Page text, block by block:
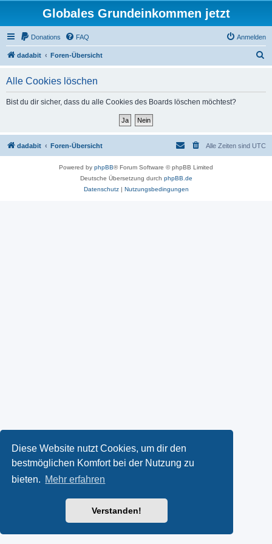
Diese Website nutzt Cookies, um dir den
bestmöglichen Komfort bei der Nutzung zu
bieten. Mehr erfahren
Verstanden!
Globales Grundeinkommen jetzt
Donations FAQ Anmelden
dadabit Foren-Übersicht
Alle Cookies löschen
Bist du dir sicher, dass du alle Cookies des Boards löschen möchtest?
dadabit Foren-Übersicht Alle Zeiten sind UTC
Powered by phpBB® Forum Software © phpBB Limited
Deutsche Übersetzung durch phpBB.de
Datenschutz| Nutzungsbedingungen